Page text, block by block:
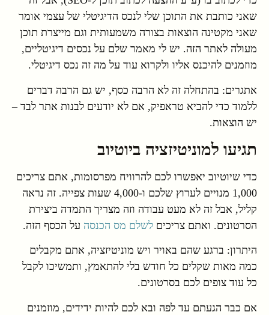
שאני כותבת את התוכן שלי לנכס הדיגיטלי של עצמי אומר
שאני מקטינה הוצאות בצורה משמעותית וגם מייצרת תוכן
מעולה לאתר הזה. יש לי מאמר שלם על נכסים דיגיטליים,
מוזמנים להיכנס אליו ולקרוא עוד על מה זה נכס דיגיטלי.
אתגרים: בהתחלה זה לא הרבה כסף, יש גם הרבה דברים
ללמוד כדי להביא טראפיק, אם לא יודעים לבנות אתר לבד –
יש הוצאות.
תגיעו למוניטיזציה ביוטיוב
כדי שיוטיוב יאפשרו לכם להרוויח מפרסומות, אתם צריכים
1,000 מנויים לערוץ שלכם ו-4,000 שעות צפייה. זה נראה
קליל, אבל זה לא מעט עבודה וזה מצריך התמדה ביצירת
הסרטונים. ואתם צריכים לשלם מס הכנסה על הכסף הזה.
היתרון: ברגע שהם באויר ויש מוניטיזציה, אתם מקבלים
כמה מאות שקלים כל חודש בלי להתאמץ, ותמשיכו לקבל
כל עוד צופים לכם בסרטונים.
אם כבר הגעתם עד לפה ובא לכם להיות ידידים, מוזמנים